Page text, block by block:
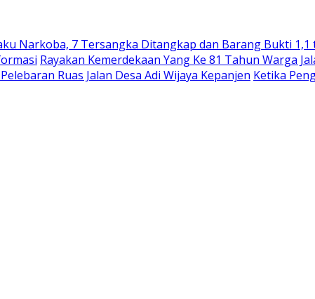
Narkoba, 7 Tersangka Ditangkap dan Barang Bukti
Rayakan Kemerdekaan Yang Ke 81 Tahun Warga
Ruas Jalan Desa Adi Wijaya Kepanjen Ketika